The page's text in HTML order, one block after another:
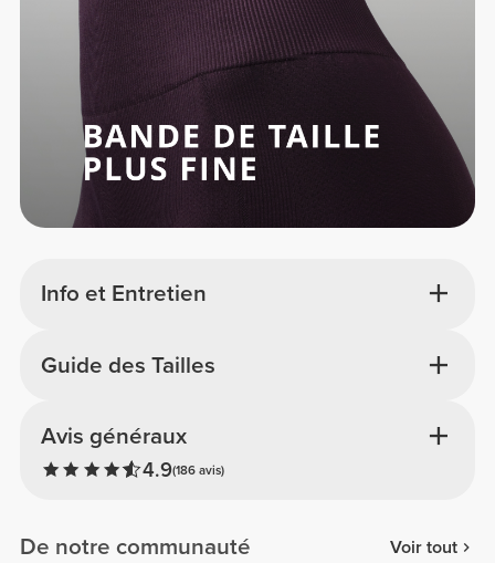
Info et Entretien
Avis généraux
4.9(186 avis)
Guide des Tailles
De notre communauté Voir tout